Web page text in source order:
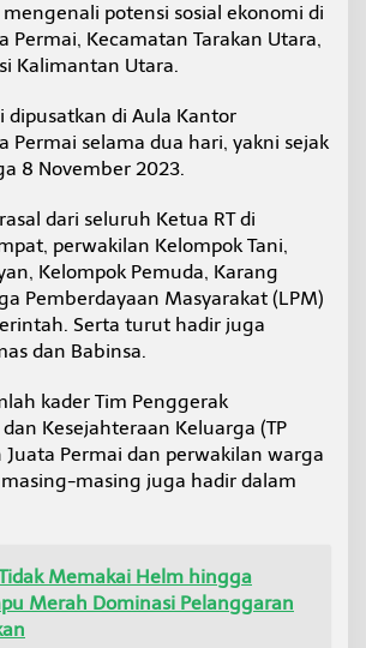
G
D
S
l
a
m
a
H
a
potensi sosial ekonomi di
Permai, Kecamatan Tarakan Utara,
Kalimantan Utara.
dipusatkan di Aula Kantor
Permai selama dua hari, yakni sejak
8 November 2023.
dari seluruh Ketua RT di
perwakilan Kelompok Tani,
Kelompok Pemuda, Karang
Pemberdayaan Masyarakat (LPM)
Serta turut hadir juga
dan Babinsa.
kader Tim Penggerak
Kesejahteraan Keluarga (TP
Juata Permai dan perwakilan warga
masing juga hadir dalam
Memakai Helm hingga
Merah Dominasi Pelanggaran